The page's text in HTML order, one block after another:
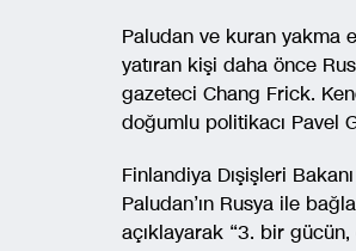
Paludan ve kuran yakma
yatıran kişi daha önce
gazeteci Chang Frick.
doğumlu politikacı Pavel
Finlandiya Dışişleri
Paludan’ın Rusya ile
açıklayarak “3. bir gücün,